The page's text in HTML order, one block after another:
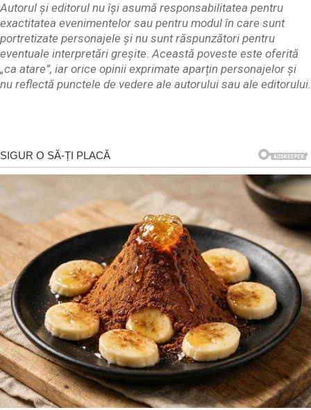
Autorul și editorul nu își asumă responsabilitatea pentru
exactitatea evenimentelor sau pentru modul în care sunt
portretizate personajele și nu sunt răspunzători pentru
eventuale interpretări greșite. Această poveste este oferită
„ca atare”, iar orice opinii exprimate aparțin personajelor și
nu reflectă punctele de vedere ale autorului sau ale editorului.